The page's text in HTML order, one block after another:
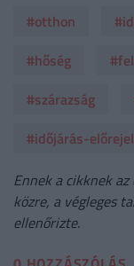
#otthon
#hőség
#szárazság
#időjárás-
Ennek a cikknek
közre, a végleges
ellenőrizte.